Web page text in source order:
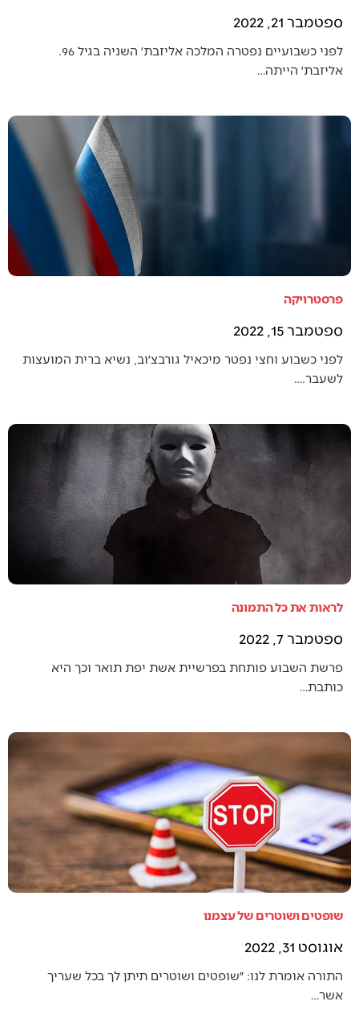
ספטמבר 21, 2022
אליזבת׳ הייתה…
פרסטרויקה
ספטמבר 15, 2022
לפני כשבוע וחצי נפטר מיכאיל גורבצ׳וב, נשיא ברית המועצות
לשעבר.…
לראות את כל התמונה
ספטמבר 7, 2022
פרשת השבוע פותחת בפרשיית אשת יפת תואר וכך היא
כותבת…
שופטים ושוטרים של עצמנו
אוגוסט 31, 2022
התורה אומרת לנו: ״שופטים ושוטרים תיתן לך בכל שעריך
אשר…